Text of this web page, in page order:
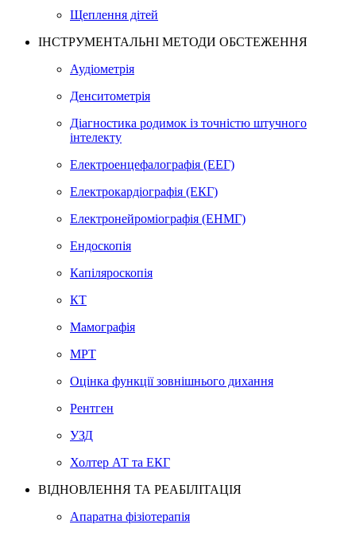
Щеплення дітей
ІНСТРУМЕНТАЛЬНІ МЕТОДИ ОБСТЕЖЕННЯ
Аудіометрія
Денситометрія
Діагностика родимок із точністю штучного
інтелекту
Електроенцефалографія (ЕЕГ)
Електрокардіографія (ЕКГ)
Електронейроміографія (ЕНМГ)
Ендоскопія
Капіляроскопія
КТ
Мамографія
МРТ
Оцінка функції зовнішнього дихання
Рентген
УЗД
Холтер АТ та ЕКГ
ВІДНОВЛЕННЯ ТА РЕАБІЛІТАЦІЯ
Апаратна фізіотерапія